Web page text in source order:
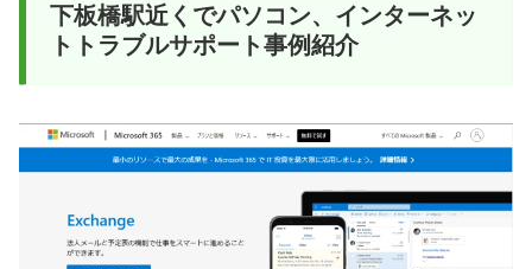
下板橋駅近くでパソコン、インターネッ
トトラブルサポート事例紹介